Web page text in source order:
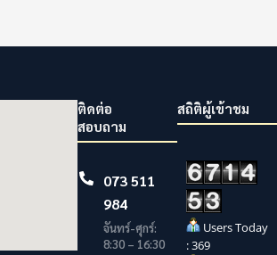
ติดต่อ
สอบถาม
073 511
984
จันทร์-ศุกร์:
8:30 – 16:30
สถิติผู้เข้าชม
Users Today
: 369